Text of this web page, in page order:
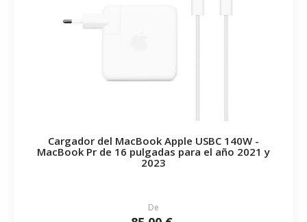
Cargador del MacBook Apple USBC 140W -
MacBook Pr de 16 pulgadas para el año 2021 y
2023
De